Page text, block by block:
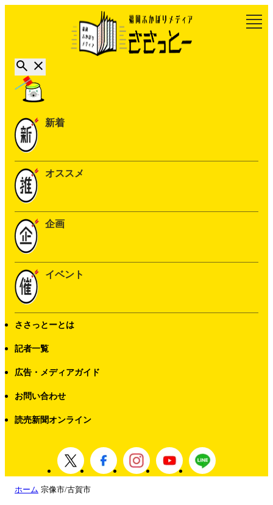
新着
オススメ
企画
イベント
ささっとーとは
記者一覧
広告・メディアガイド
お問い合わせ
読売新聞オンライン
ホーム 宗像市/古賀市